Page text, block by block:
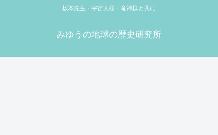
坂本先生・宇宙人様・竜神様と共に
みゆうの地球の歴史研究所